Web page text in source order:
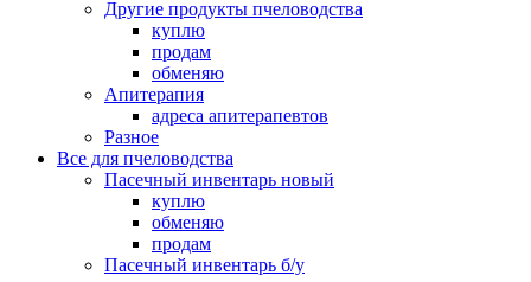
Другие продукты пчеловодства
куплю
продам
обменяю
Апитерапия
адреса апитерапевтов
Разное
Все для пчеловодства
Пасечный инвентарь новый
куплю
обменяю
продам
Пасечный инвентарь б/у